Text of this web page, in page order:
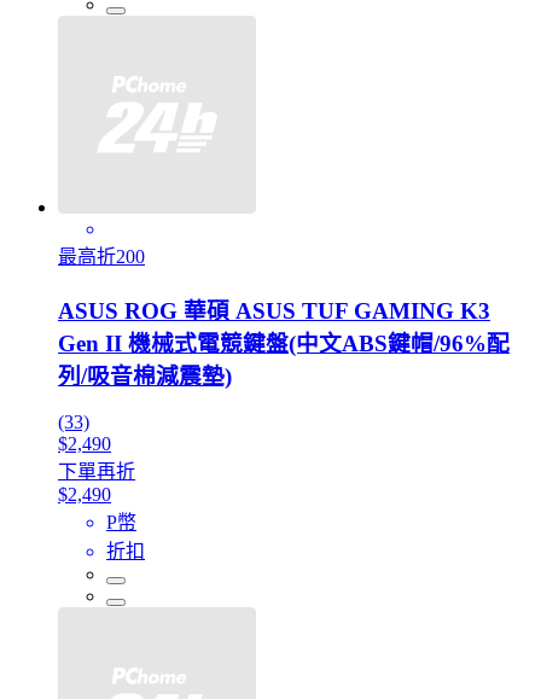
最高折200
ASUS ROG 華碩 ASUS TUF GAMING K3
Gen II 機械式電競鍵盤(中文ABS鍵帽/96%配
列/吸音棉減震墊)
(33)
$2,490
下單再折
$2,490
P幣
折扣